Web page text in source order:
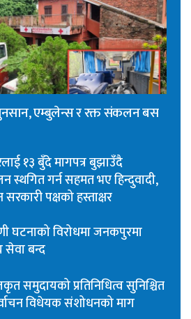
एम्बुलेन्स र रक्त संकलन बस
१३ बुँदे मागपत्र बुझाउँदै
स्थगित गर्न सहमत भए हिन्दुवादी,
पक्षको हस्ताक्षर
घटनाको विरोधमा जनकपुरमा
सेवा बन्द
समुदायको प्रतिनिधित्व सुनिश्चित
विधेयक संशोधनको माग